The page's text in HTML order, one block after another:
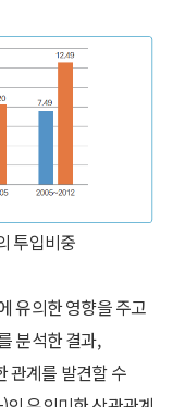
투입비중
유의한 영향을 주고
분석한 결과,
관계를 발견할 수